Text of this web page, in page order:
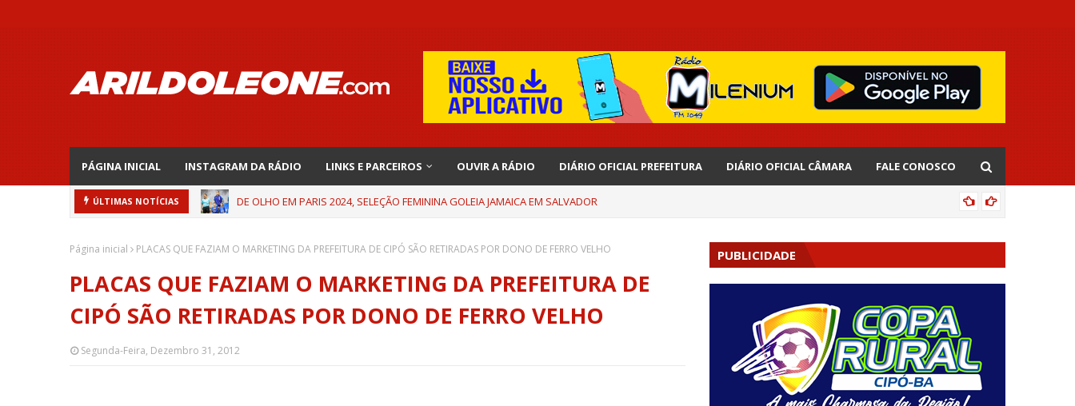
PÁGINA INICIAL INSTAGRAM DA RÁDIO LINKS E PARCEIROS OUVIR A RÁDIO DIÁRIO OFICIAL PREFEITURA DIÁRIO OFICIAL CÂMARA FALE CONOSCO
ÚLTIMAS NOTÍCIAS DE OLHO EM PARIS 2024, SELEÇÃO FEMININA GOLEIA JAMAICA EM SALVADOR
Página inicial PLACAS QUE FAZIAM O MARKETING DA PREFEITURA DE CIPÓ SÃO RETIRADAS POR DONO DE FERRO VELHO
PLACAS QUE FAZIAM O MARKETING DA PREFEITURA DE
CIPÓ SÃO RETIRADAS POR DONO DE FERRO VELHO
Segunda-Feira, Dezembro 31, 2012
PUBLICIDADE